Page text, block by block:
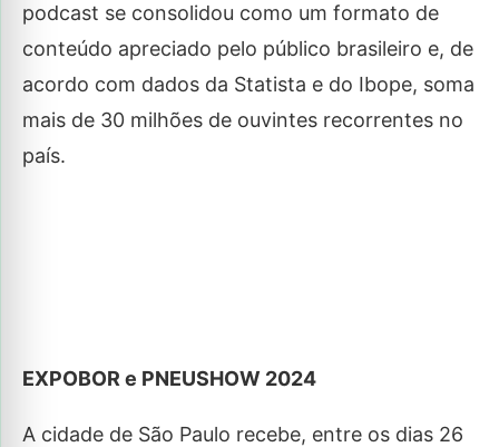
podcast se consolidou como um formato de
conteúdo apreciado pelo público brasileiro e, de
acordo com dados da Statista e do Ibope, soma
mais de 30 milhões de ouvintes recorrentes no
país.
EXPOBOR e PNEUSHOW 2024
A cidade de São Paulo recebe, entre os dias 26